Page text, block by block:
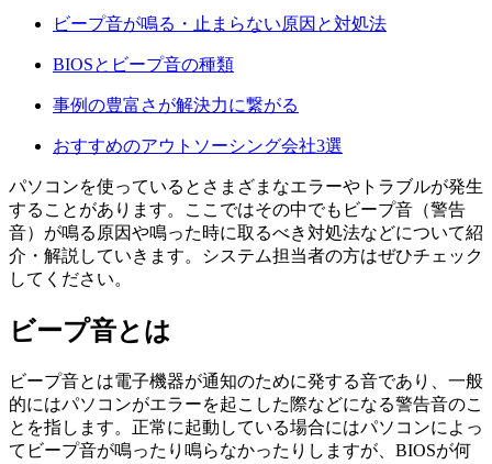
ビープ音が鳴る・止まらない原因と対処法
BIOSとビープ音の種類
事例の豊富さが解決力に繋がる
おすすめのアウトソーシング会社3選
パソコンを使っているとさまざまなエラーやトラブルが発生
することがあります。ここではその中でもビープ音（警告
音）が鳴る原因や鳴った時に取るべき対処法などについて紹
介・解説していきます。システム担当者の方はぜひチェック
してください。
ビープ音とは
ビープ音とは電子機器が通知のために発する音であり、一般
的にはパソコンがエラーを起こした際などになる警告音のこ
とを指します。正常に起動している場合にはパソコンによっ
てビープ音が鳴ったり鳴らなかったりしますが、BIOSが何